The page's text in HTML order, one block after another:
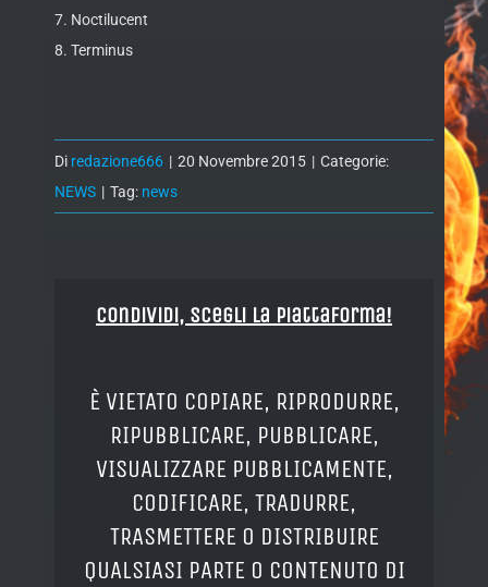
7. Noctilucent
8. Terminus
Di redazione666 | 20 Novembre 2015 | Categorie:
NEWS | Tag: news
Condividi, Scegli la piattaforma!
È VIETATO COPIARE, RIPRODURRE,
RIPUBBLICARE, PUBBLICARE,
VISUALIZZARE PUBBLICAMENTE,
CODIFICARE, TRADURRE,
TRASMETTERE O DISTRIBUIRE
QUALSIASI PARTE O CONTENUTO DI